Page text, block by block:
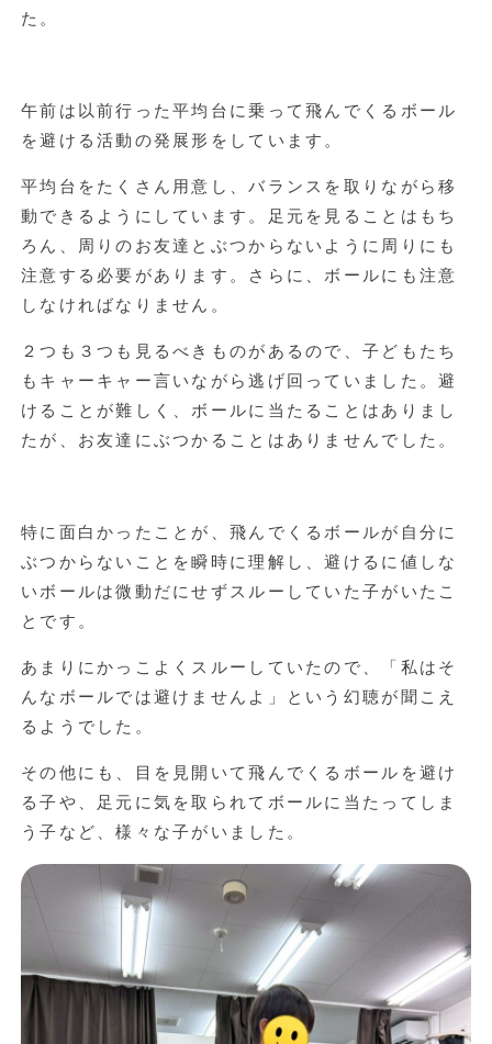
た。
午前は以前行った平均台に乗って飛んでくるボール
を避ける活動の発展形をしています。
平均台をたくさん用意し、バランスを取りながら移
動できるようにしています。足元を見ることはもち
ろん、周りのお友達とぶつからないように周りにも
注意する必要があります。さらに、ボールにも注意
しなければなりません。
２つも３つも見るべきものがあるので、子どもたち
もキャーキャー言いながら逃げ回っていました。避
けることが難しく、ボールに当たることはありまし
たが、お友達にぶつかることはありませんでした。
特に面白かったことが、飛んでくるボールが自分に
ぶつからないことを瞬時に理解し、避けるに値しな
いボールは微動だにせずスルーしていた子がいたこ
とです。
あまりにかっこよくスルーしていたので、「私はそ
んなボールでは避けませんよ」という幻聴が聞こえ
るようでした。
その他にも、目を見開いて飛んでくるボールを避け
る子や、足元に気を取られてボールに当たってしま
う子など、様々な子がいました。